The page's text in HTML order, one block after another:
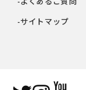
-サイトマップ